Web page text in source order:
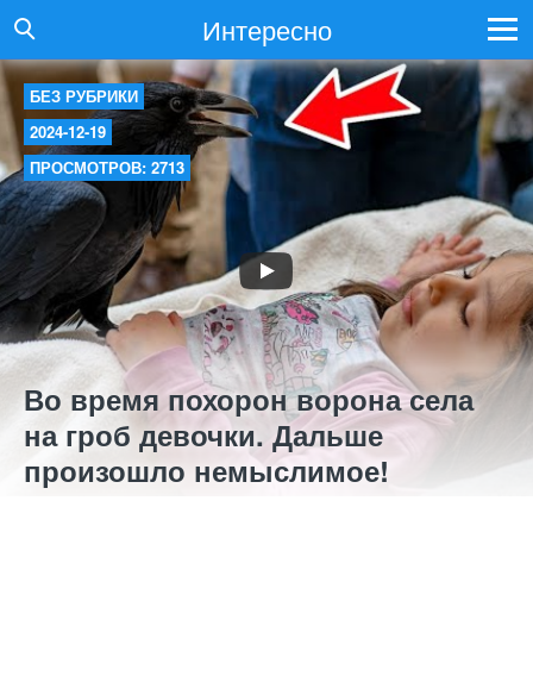
Интересно
БЕЗ РУБРИКИ
2024-12-19
ПРОСМОТРОВ: 2713
Во время похорон ворона села
на гроб девочки. Дальше
произошло немыслимое!